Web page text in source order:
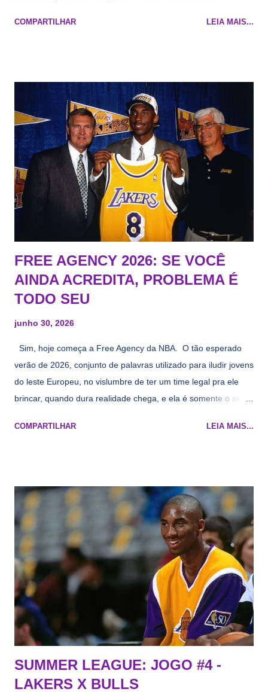
Na quadra Transmissão: NBA League Pass
COMPARTILHAR LEIA MAIS...
FREE AGENCY 2026: SE VOCÊ
AINDA ACREDITA, PROBLEMA É
TODO SEU
junho 30, 2026
Sim, hoje começa a Free Agency da NBA. O tão esperado
verão de 2026, conjunto de palavras utilizado para iludir jovens
do leste Europeu, no vislumbre de ter um time legal pra ele
brincar, quando dura realidade chega, e ela é somente o seu
cara de decrépito, mas que aparentemente ainda é jovem.
vezes a gente esquece mesmo. Então, como diria o Marcelo
Tas no Telecurso 2000 , É HORA DA REVISÃO! Ah, e quase
todos esses nomes foram linkados ao Lakers. Se de fato há o
interesse, não importa, o nosso compromisso é sempre com a
informação, a veracidade vem depois. E do Lakers hein? Até
agora nada de Ruim Hachaomuro (dizem que Nets tem
interesse) e LeBrão James - esse sendo assediado pelo
Draymond Green enquanto chora pro Cavs contrat...
COMPARTILHAR LEIA MAIS...
SUMMER LEAGUE: JOGO #4 -
LAKERS X BULLS